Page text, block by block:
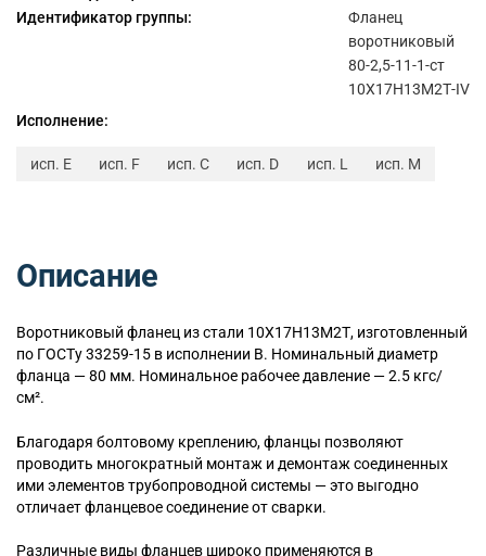
Идентификатор группы:
Фланец
воротниковый
80-2,5-11-1-ст
10Х17Н13М2Т-IV
Исполнение:
исп. E исп. F исп. C исп. D исп. L исп. M
Описание
Воротниковый фланец из стали 10Х17Н13М2Т, изготовленный
по ГОСТу 33259-15 в исполнении B. Номинальный диаметр
фланца — 80 мм. Номинальное рабочее давление — 2.5 кгс/
см².
Благодаря болтовому креплению, фланцы позволяют
проводить многократный монтаж и демонтаж соединенных
ими элементов трубопроводной системы — это выгодно
отличает фланцевое соединение от сварки.
Различные виды фланцев широко применяются в